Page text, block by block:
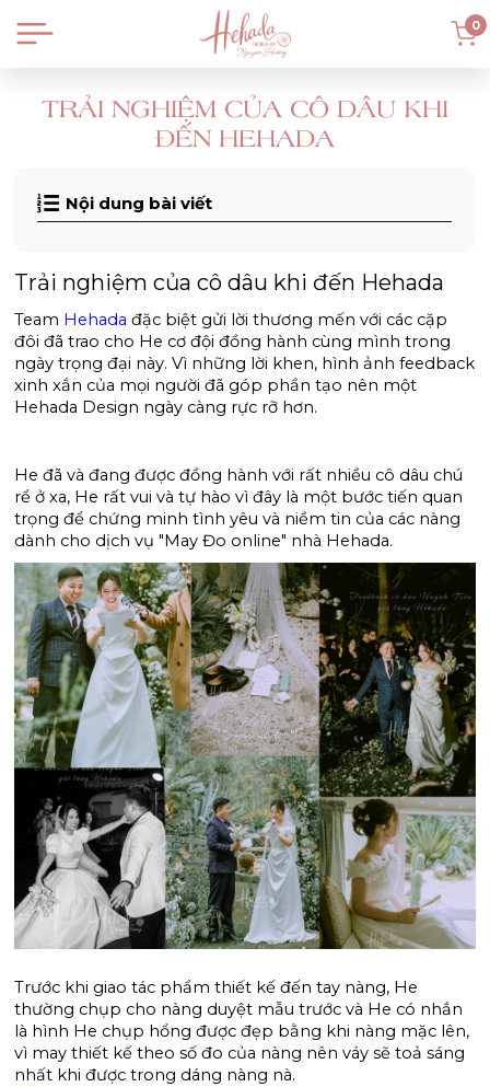
0
TRẢI NGHIỆM CỦA CÔ DÂU KHI
ĐẾN HEHADA
Nội dung bài viết
Trải nghiệm của cô dâu khi đến Hehada
Team Hehada đặc biệt gửi lời thương mến với các cặp
đôi đã trao cho He cơ đội đồng hành cùng mình trong
ngày trọng đại này. Vì những lời khen, hình ảnh feedback
xinh xắn của mọi người đã góp phần tạo nên một
Hehada Design ngày càng rực rỡ hơn.
He đã và đang được đồng hành với rất nhiều cô dâu chú
rể ở xa, He rất vui và tự hào vì đây là một bước tiến quan
trọng để chứng minh tình yêu và niềm tin của các nàng
dành cho dịch vụ "May Đo online" nhà Hehada.
Trước khi giao tác phẩm thiết kế đến tay nàng, He
thường chụp cho nàng duyệt mẫu trước và He có nhắn
là hình He chụp hổng được đẹp bằng khi nàng mặc lên,
vì may thiết kế theo số đo của nàng nên váy sẽ toả sáng
nhất khi được trong dáng nàng nà.